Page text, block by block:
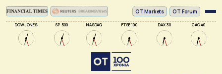
DOW JONES SP 500 NASDAQ FTSE 100 DAX 30 CAC 40
ΟΤ Markets OT Forum